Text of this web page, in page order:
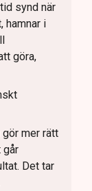
synd när
hamnar i
göra,
gör mer rätt
går
Det tar